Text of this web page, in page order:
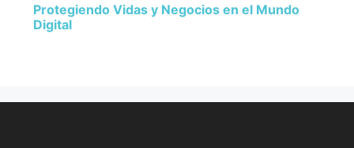
Protegiendo Vidas y Negocios en el Mundo
Digital